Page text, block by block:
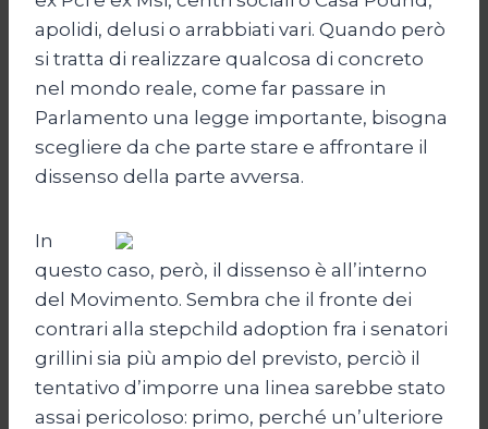
apolidi, delusi o arrabbiati vari. Quando però
si tratta di realizzare qualcosa di concreto
nel mondo reale, come far passare in
Parlamento una legge importante, bisogna
scegliere da che parte stare e affrontare il
dissenso della parte avversa.
In
questo caso, però, il dissenso è all’interno
del Movimento. Sembra che il fronte dei
contrari alla stepchild adoption fra i senatori
grillini sia più ampio del previsto, perciò il
tentativo d’imporre una linea sarebbe stato
assai pericoloso: primo, perché un’ulteriore